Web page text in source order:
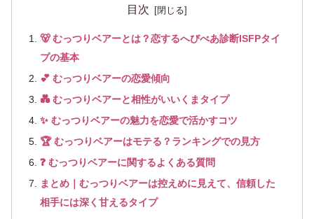
目次
🐻 むっつりベアーとは？恋するへびべあ診断ISFPタイ
プの基本
💕 むっつりベアーの恋愛傾向
💑 むっつりベアーと相性がいいくまタイプ
✨ むっつりベアーの魅力を恋愛で活かすコツ
🏆 むっつりベアーはモテる？ランキングでの見方
❓ むっつりベアーに関するよくある質問
まとめ｜むっつりベアーは控えめに見えて、信頼した
相手には深く甘えるタイプ